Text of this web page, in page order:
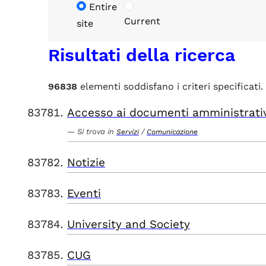
Entire
site
Current
Risultati della ricerca
96838 elementi soddisfano i criteri specificati.
Accesso ai documenti
Si trova in Servizi / Comunicazione
Notizie
Eventi
University and Society
CUG